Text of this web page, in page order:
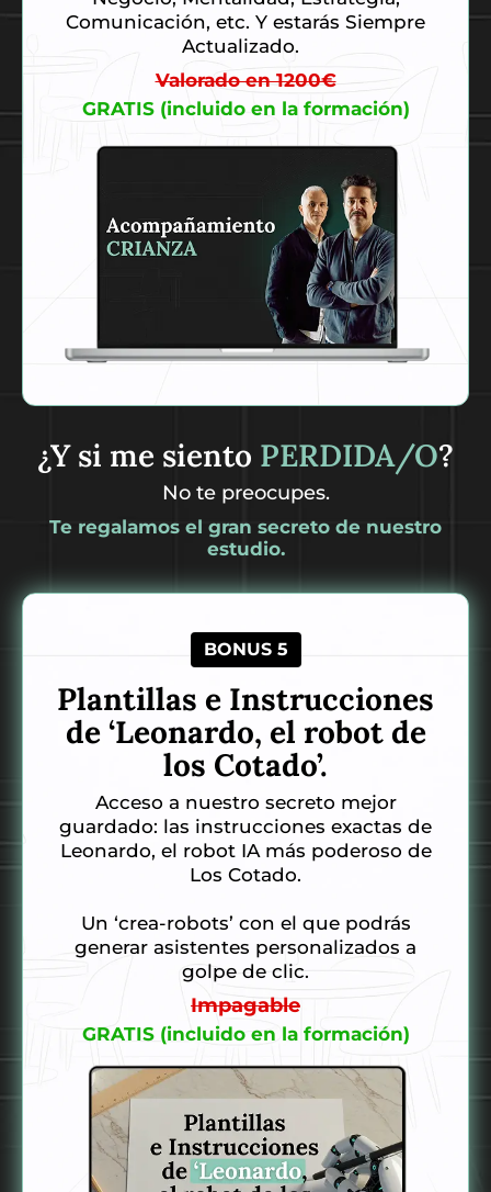
Comunicación, etc. Y estarás Siempre
Actualizado.
Valorado en 1200€
GRATIS (incluido en la formación)
¿Y si me siento PERDIDA/O?
No te preocupes.
Te regalamos el gran secreto de nuestro
estudio.
BONUS 5
Plantillas e Instrucciones
de ‘Leonardo, el robot de
los Cotado’.
Acceso a nuestro secreto mejor
guardado: las instrucciones exactas de
Leonardo, el robot IA más poderoso de
Los Cotado.
Un ‘crea-robots’ con el que podrás
generar asistentes personalizados a
golpe de clic.
Impagable
GRATIS (incluido en la formación)